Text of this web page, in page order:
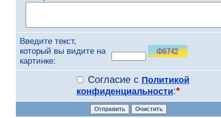
Введите текст,
который вы видите на
картинке:
Согласие с Политикой
конфиденциальности:*